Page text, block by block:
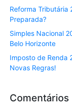
Reforma Tributária
Preparada?
Simples Nacional
Belo Horizonte
Imposto de Renda
Novas Regras!
Comentários